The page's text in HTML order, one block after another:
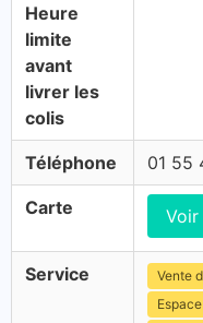
Heure
limite
avant
livrer les
colis
Téléphone 01 55
Carte
Service
Vente